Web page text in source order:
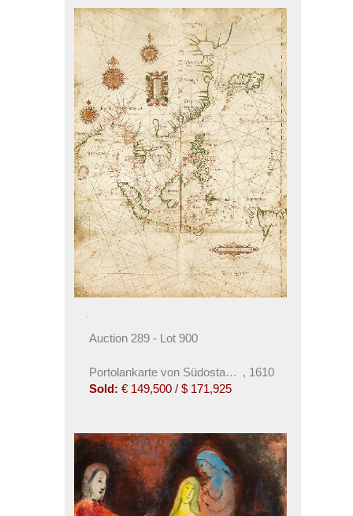
Auction 289 - Lot 900
Portolankarte von Südostasien mit Japan.
, 1610
Sold: € 149,500 / $ 171,925